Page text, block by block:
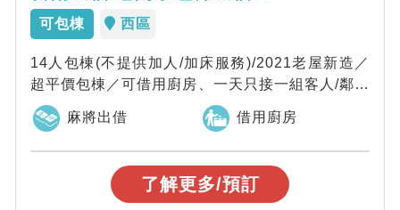
可包棟 西區
14人包棟(不提供加人/加床服務)/2021老屋新造／
超平價包棟／可借用廚房、一天只接一組客人/鄰近
各知名景點／機能便利、美食夜市...
麻將出借 借用廚房
了解更多/預訂